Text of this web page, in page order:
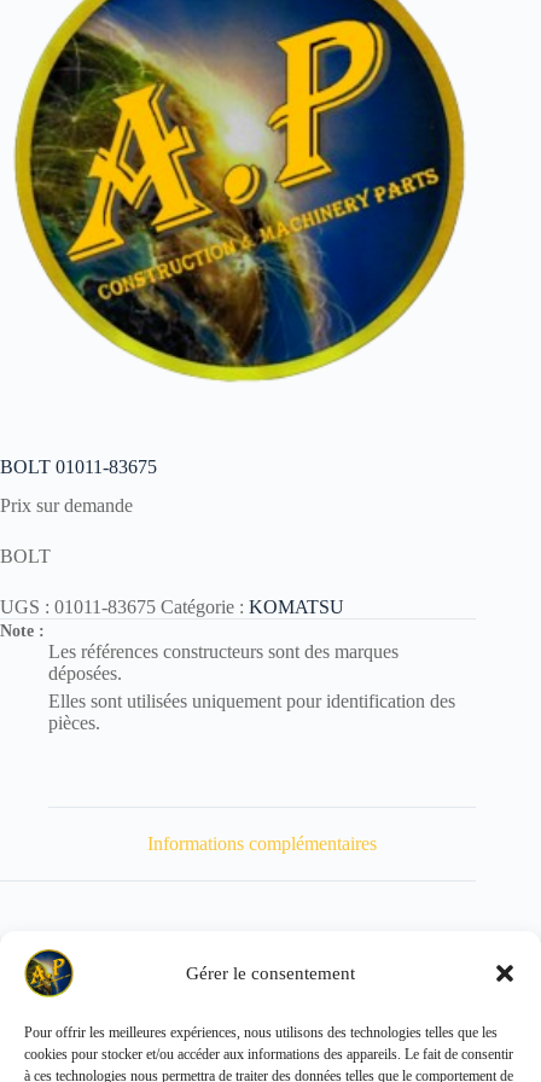
Gérer le consentement
Pour offrir les meilleures expériences, nous utilisons des technologies telles que les
cookies pour stocker et/ou accéder aux informations des appareils. Le fait de consentir
à ces technologies nous permettra de traiter des données telles que le comportement de
BOLT 01011-83675
Prix sur demande
BOLT
UGS : 01011-83675 Catégorie : KOMATSU
Note :
Les références constructeurs sont des marques
déposées.
Elles sont utilisées uniquement pour identification des
pièces.
Informations complémentaires
Poids 1800 kg
Copyright © 2026 - ALL PARTS FRANCE SAS